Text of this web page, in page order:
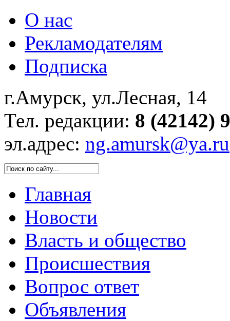
О нас
Рекламодателям
Подписка
г.Амурск, ул.Лесная, 14
Тел. редакции: 8 (42142)
эл.адрес: ng.amursk@ya.ru
Главная
Новости
Власть и общество
Происшествия
Вопрос ответ
Объявления